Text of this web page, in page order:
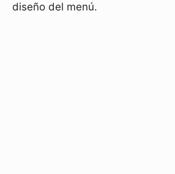
diseño del menú.